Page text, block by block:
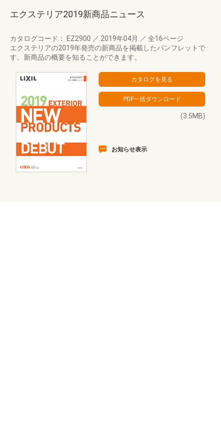
エクステリア2019新商品ニュース
カタログコード： EZ2900 ／ 2019年04月 ／ 全16ページ
エクステリアの2019年発売の新商品を掲載したパンフレットで
す。新商品の概要を知ることができます。
(3.5MB)
お知らせ表示